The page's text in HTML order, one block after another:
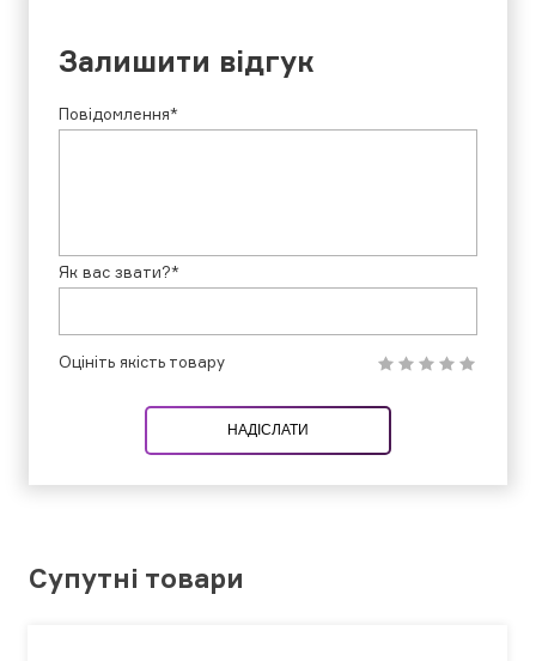
Залишити відгук
Повідомлення*
Як вас звати?*
Оцініть якість товару
НАДІСЛАТИ
Супутні товари